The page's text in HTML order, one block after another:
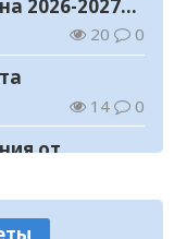
2026-2027
20 0
14 0
от
65 0